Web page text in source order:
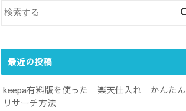
最近の投稿
keepa有料版を使った 楽天仕入れ かんたん
リサーチ方法